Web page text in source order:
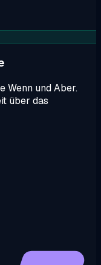
Wenn und Aber.
über das